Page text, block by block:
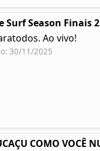
Surf Season Finais
Ao vivo!
30/11/2025
COMO VOCÊ